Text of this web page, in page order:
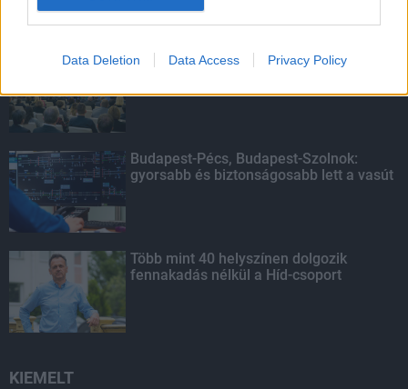
Data Deletion Data Access Privacy Policy
LEGOLVASOTTABB
Indul a diákok pénzügyi ismereteit
Budapest-Pécs, Budapest-Szolnok:
gyorsabb és biztonságosabb lett a vasút
Több mint 40 helyszínen dolgozik
fennakadás nélkül a Híd-csoport
KIEMELT